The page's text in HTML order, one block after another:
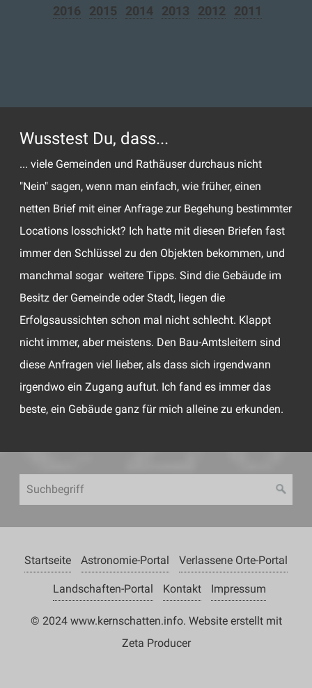
2016
2015 2014 2013 2012 2011
Wusstest Du, dass...
... viele Gemeinden und Rathäuser durchaus nicht
"Nein" sagen, wenn man einfach, wie früher, einen
netten Brief mit einer Anfrage zur Begehung bestimmter
Locations losschickt? Ich hatte mit diesen Briefen fast
immer den Schlüssel zu den Objekten bekommen, und
manchmal sogar weitere Tipps. Sind die Gebäude im
Besitz der Gemeinde oder Stadt, liegen die
Erfolgsaussichten schon mal nicht schlecht. Klappt
nicht immer, aber meistens. Den Bau-Amtsleitern sind
diese Anfragen viel lieber, als dass sich irgendwann
irgendwo ein Zugang auftut. Ich fand es immer das
beste, ein Gebäude ganz für mich alleine zu erkunden.
Startseite Astronomie-Portal Verlassene Orte-Portal
Landschaften-Portal Kontakt Impressum
© 2024 www.kernschatten.info. Website erstellt mit
Zeta Producer